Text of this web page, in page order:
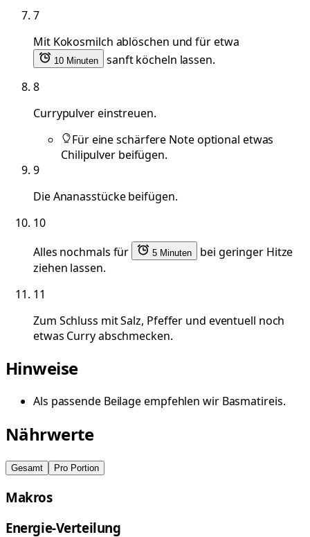
7
Mit Kokosmilch ablöschen und für etwa
10 Minuten
sanft köcheln lassen.
8
Currypulver einstreuen.
Für eine schärfere Note optional etwas
Chilipulver beifügen.
9
Die Ananasstücke beifügen.
10
Alles nochmals für
5 Minuten
bei geringer Hitze
ziehen lassen.
11
Zum Schluss mit Salz, Pfeffer und eventuell noch
etwas Curry abschmecken.
Hinweise
Als passende Beilage empfehlen wir Basmatireis.
Nährwerte
Gesamt Pro Portion
Makros
Energie-Verteilung